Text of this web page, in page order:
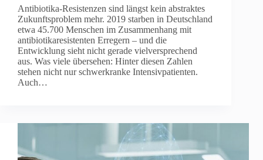
Antibiotika-Resistenzen sind längst kein abstraktes
Zukunftsproblem mehr. 2019 starben in Deutschland
etwa 45.700 Menschen im Zusammenhang mit
antibiotikaresistenten Erregern – und die
Entwicklung sieht nicht gerade vielversprechend
aus. Was viele übersehen: Hinter diesen Zahlen
stehen nicht nur schwerkranke Intensivpatienten.
Auch…